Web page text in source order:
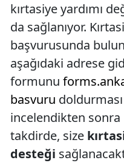
kırtasiye yardımı
da sağlanıyor.
başvurusunda
aşağıdaki adrese
formunu
basvuru
incelendikten
takdirde, size
desteği